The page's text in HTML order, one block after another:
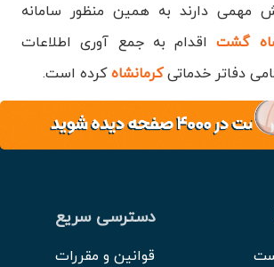
مهمی دارند به همین منظور سامانه
گشتاقدام به جمع آوری اطلاعات
دفاتر خدماتیکرمانشاهکرده است.
دسترسی سریع
قوانین و مقررات